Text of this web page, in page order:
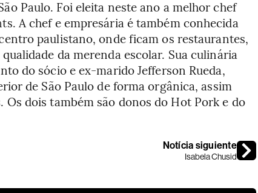
Paulo. Foi eleita neste ano a melhor chef
A chef e empresária é também conhecida
paulistano, onde ficam os restaurantes,
da merenda escolar. Sua culinária
do sócio e ex-marido Jefferson Rueda,
de São Paulo de forma orgânica, assim
dois também são donos do Hot Pork e do
Notícia siguiente
Isabela Chusid